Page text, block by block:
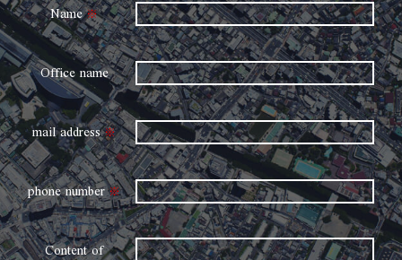
Name※
Office name
mail address※
phone number※
Content of